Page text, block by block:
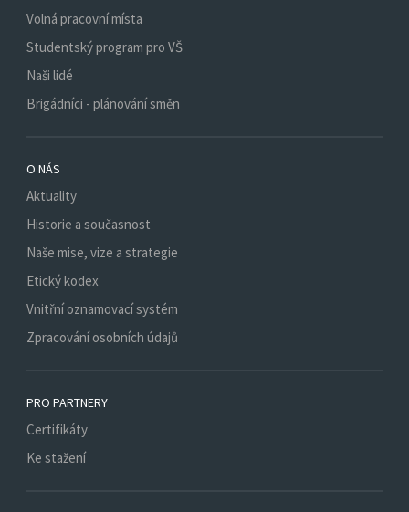
Volná pracovní místa
Studentský program pro VŠ
Naši lidé
Brigádníci - plánování směn
O NÁS
Aktuality
Historie a současnost
Naše mise, vize a strategie
Etický kodex
Vnitřní oznamovací systém
Zpracování osobních údajů
PRO PARTNERY
Certifikáty
Ke stažení